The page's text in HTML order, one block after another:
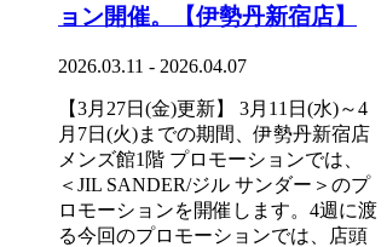
ョン開催。【伊勢丹新宿店】
2026.03.11 - 2026.04.07
【3月27日(金)更新】 3月11日(水)～4
月7日(火)までの期間、伊勢丹新宿店
メンズ館1階 プロモーションでは、
＜JIL SANDER/ジル サンダー＞のプ
ロモーションを開催します。4週に渡
る今回のプロモーションでは、店頭